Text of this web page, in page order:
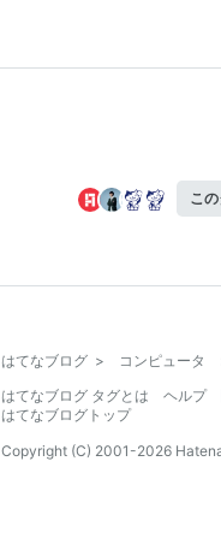
こ
はてなブログ > コンピュータ
はてなブログ タグとは
ヘルプ
はてなブログトップ
Copyright (C) 2001-2026